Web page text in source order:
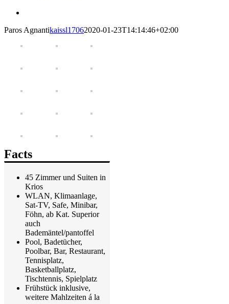
Image
Paros Agnantikaissl17062020-01-23T14:14:46+02:00
Facts
45 Zimmer und Suiten in
Krios
WLAN, Klimaanlage,
Sat-TV, Safe, Minibar,
Föhn, ab Kat. Superior
auch
Bademäntel/pantoffel
Pool, Badetücher,
Poolbar, Bar, Restaurant,
Tennisplatz,
Basketballplatz,
Tischtennis, Spielplatz
Frühstück inklusive,
weitere Mahlzeiten á la